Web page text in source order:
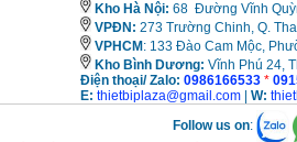
Kho Hà Nội: 68 Đường Vĩnh
VPĐN: 273 Trường Chinh, Q.
VPHCM : 133 Đào Cam Mộc,
Kho Bình Dương: Vĩnh Phú 24,
Điện thoại/ Zalo: 0986166533 *
E: thietbiplaza@gmail.com W:
Follow us on: